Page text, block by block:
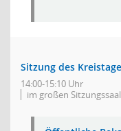
Sitzung des
14:00-15:10 Uhr
im großen